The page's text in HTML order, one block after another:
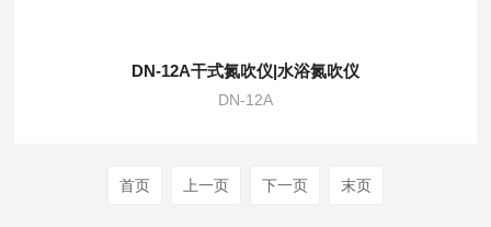
DN-12A干式氮吹仪|水浴氮吹仪
DN-12A
首页 上一页 下一页 末页